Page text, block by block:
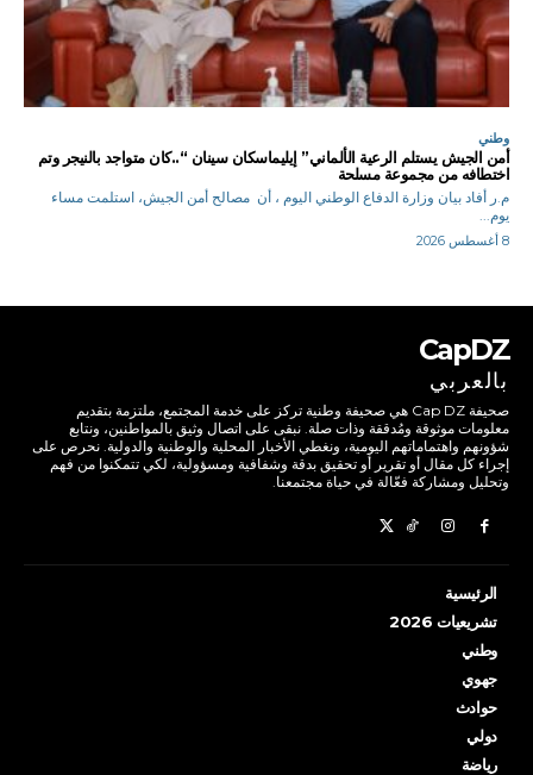
وطني
أمن الجيش يستلم الرعية الألماني” إيليماسكان سينان “..كان متواجد بالنيجر وتم
اختطافه من مجموعة مسلحة
م.ر أفاد بيان وزارة الدفاع الوطني اليوم ، أن مصالح أمن الجيش، استلمت مساء
يوم...
8 أغسطس 2026
CapDZ
بالعربي
صحيفة Cap DZ هي صحيفة وطنية تركز على خدمة المجتمع، ملتزمة بتقديم
معلومات موثوقة ومُدققة وذات صلة. نبقى على اتصال وثيق بالمواطنين، ونتابع
شؤونهم واهتماماتهم اليومية، ونغطي الأخبار المحلية والوطنية والدولية. نحرص على
إجراء كل مقال أو تقرير أو تحقيق بدقة وشفافية ومسؤولية، لكي تتمكنوا من فهم
وتحليل ومشاركة فعّالة في حياة مجتمعنا.
الرئيسية
تشريعيات 2026
وطني
جهوي
حوادث
دولي
رياضة